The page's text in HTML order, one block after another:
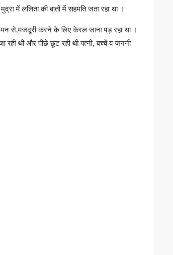
में ललिता की बातों में सहमति जता रहा था ।
मन से,मजदूरी करने के लिए केरल जाना पड़ रहा था ।
थी और पीछे छूट रही थी पत्नी, बच्चें व जननी